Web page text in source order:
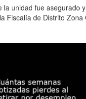
la unidad fue asegurado
Fiscalía de Distrito Zona